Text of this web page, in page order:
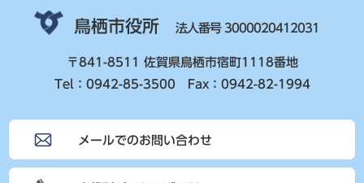
鳥栖市役所 法人番号 3000020412031
〒841-8511 佐賀県鳥栖市宿町1118番地
Tel：0942-85-3500 Fax：0942-82-1994
メールでのお問い合わせ